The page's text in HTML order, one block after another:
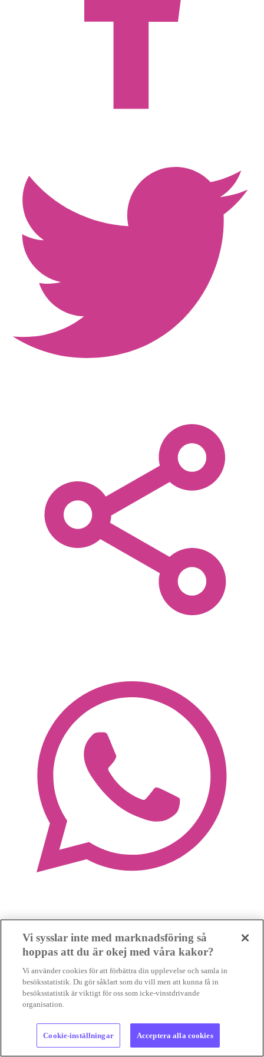
Vi sysslar inte med marknadsföring så
hoppas att du är okej med våra kakor?
Vi använder cookies för att förbättra din upplevelse och samla in
besöksstatistik. Du gör såklart som du vill men att kunna få in
besöksstatistik är viktigt för oss som icke-vinstdrivande
organisation.
Cookie-inställningar Acceptera alla cookies